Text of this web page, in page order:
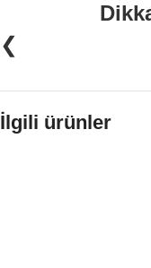
❮
İlgili ürünler